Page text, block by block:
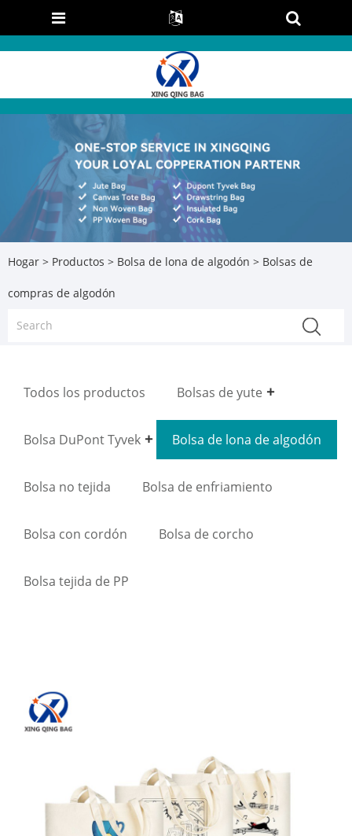
Hogar > Productos > Bolsa de lona de algodón > Bolsas de
compras de algodón
Todos los productos Bolsas de yute
Bolsa DuPont Tyvek Bolsa de lona de algodón
Bolsa no tejida Bolsa de enfriamiento
Bolsa con cordón Bolsa de corcho
Bolsa tejida de PP